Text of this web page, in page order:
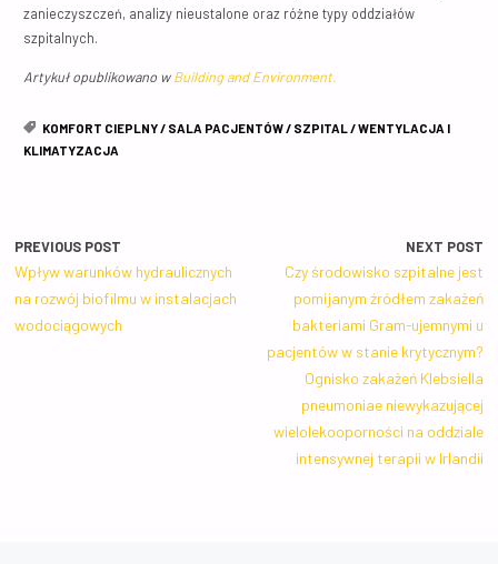
zanieczyszczeń, analizy nieustalone oraz różne typy oddziałów
szpitalnych.
Artykuł opublikowano wBuilding and Environment.
KOMFORT CIEPLNY/ SALA PACJENTÓW/ SZPITAL/WENTYLACJA I
KLIMATYZACJA
PREVIOUS POST
Wpływ warunków hydraulicznych
na rozwój biofilmu w instalacjach
wodociągowych
NEXT POST
Czy środowisko szpitalne jest
pomijanym źródłem zakażeń
bakteriami Gram-ujemnymi u
pacjentów w stanie krytycznym?
Ognisko zakażeń Klebsiella
pneumoniae niewykazującej
wielolekooporności na oddziale
intensywnej terapii w Irlandii